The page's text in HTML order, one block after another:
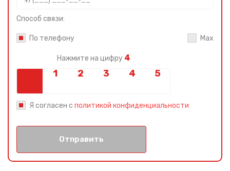
Способ связи:
По телефону Max
Нажмите на цифру 4
Я согласен с политикой конфиденциальности
Отправить